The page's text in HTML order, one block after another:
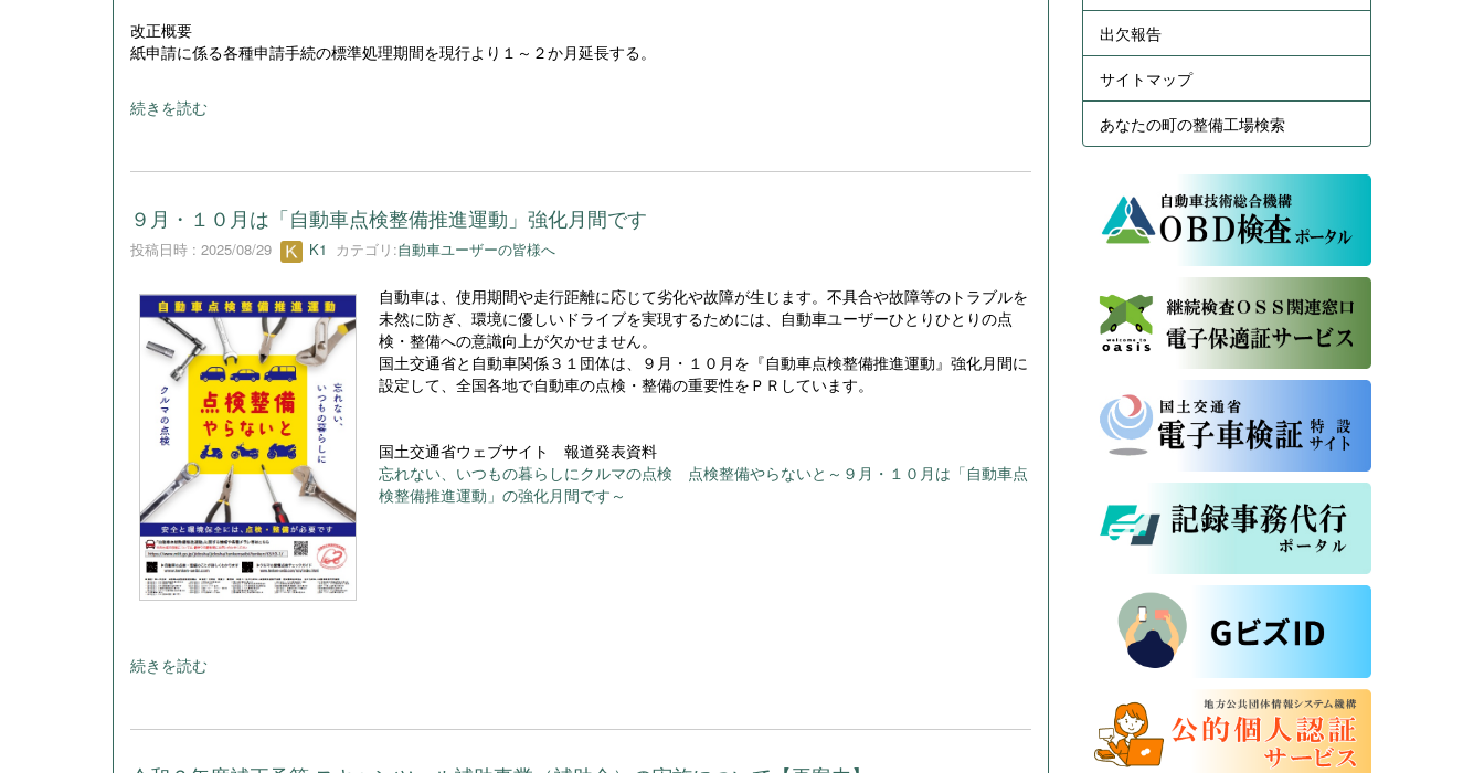
改正概要
紙申請に係る各種申請手続の標準処理期間を現行より１～２か月延長する。
続きを読む
９月・１０月は「自動車点検整備推進運動」強化月間です
投稿日時 : 2025/08/29 K1 カテゴリ:自動車ユーザーの皆様へ
自動車は、使用期間や走行距離に応じて劣化や故障が生じます。不具合や故障等のトラブルを
未然に防ぎ、環境に優しいドライブを実現するためには、自動車ユーザーひとりひとりの点
検・整備への意識向上が欠かせません。
国土交通省と自動車関係３１団体は、９月・１０月を『自動車点検整備推進運動』強化月間に
設定して、全国各地で自動車の点検・整備の重要性をＰＲしています。
国土交通省ウェブサイト 報道発表資料
忘れない、いつもの暮らしにクルマの点検 点検整備やらないと～９月・１０月は「自動車点
検整備推進運動」の強化月間です～
続きを読む
出欠報告
サイトマップ
あなたの町の整備工場検索